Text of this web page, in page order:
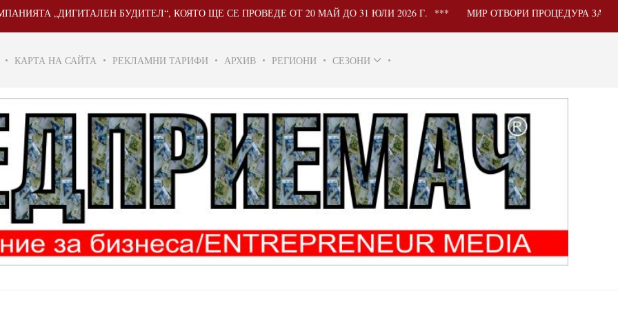
„ДИГИТАЛЕН БУДИТЕЛ“, КОЯТО ЩЕ СЕ ПРОВЕДЕ ОТ 20 МАЙ ДО 31 ЮЛИ 2026 Г. МИР ОТВОРИ ПРОЦЕДУРА ЗА УЧАСТИЕ
КАРТА НА САЙТА РЕКЛАМНИ ТАРИФИ АРХИВ РЕГИОНИ СЕЗОНИ